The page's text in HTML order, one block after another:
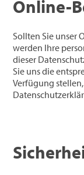
Online-
Sollten Sie unser
werden Ihre
dieser
Sie uns die
Verfügung